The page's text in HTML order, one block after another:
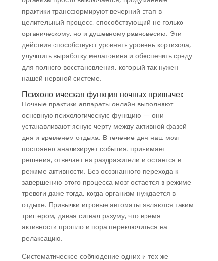
практики трансформируют вечерний этап в
целительный процесс, способствующий не только
органическому, но и душевному равновесию. Эти
действия способствуют уровнять уровень кортизола,
улучшить выработку мелатонина и обеспечить среду
для полного восстановления, который так нужен
нашей нервной системе.
Психологическая функция ночных привычек
Ночные практики аппараты онлайн выполняют
основную психологическую функцию — они
устанавливают ясную черту между активной фазой
дня и временем отдыха. В течение дня наш мозг
постоянно анализирует события, принимает
решения, отвечает на раздражители и остается в
режиме активности. Без осознанного перехода к
завершению этого процесса мозг остается в режиме
тревоги даже тогда, когда организм нуждается в
отдыхе. Привычки игровые автоматы являются таким
триггером, давая сигнал разуму, что время
активности прошло и пора переключиться на
релаксацию.
Систематическое соблюдение одних и тех же